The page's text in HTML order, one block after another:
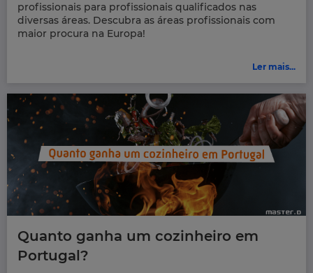
profissionais para profissionais qualificados nas
diversas áreas. Descubra as áreas profissionais com
maior procura na Europa!
Ler mais...
Quanto ganha um cozinheiro em
Portugal?